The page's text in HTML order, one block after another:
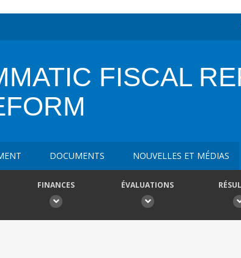
FISCAL
DOCUMENTS NOUVELLES ET MÉDIAS
FINANCES ÉVALUATIONS